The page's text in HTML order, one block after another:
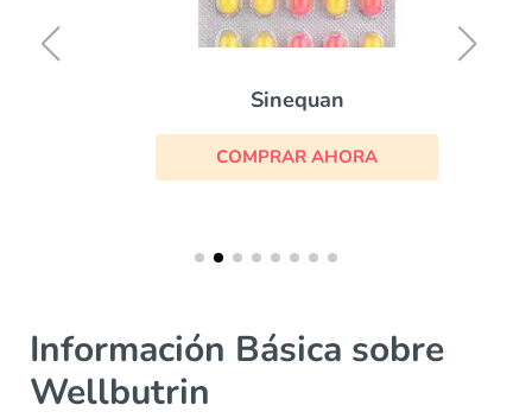
Sinequan
COMPRAR AHORA
Información Básica sobre
Wellbutrin